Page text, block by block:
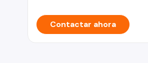
Contactar ahora